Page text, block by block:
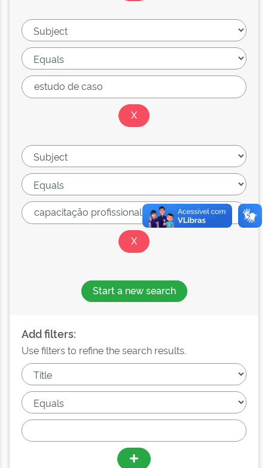
Start a new search
Add filters:
Use filters to refine the search results.